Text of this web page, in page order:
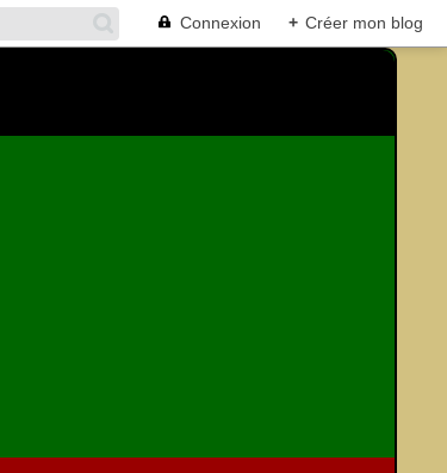
Connexion + Créer mon blog